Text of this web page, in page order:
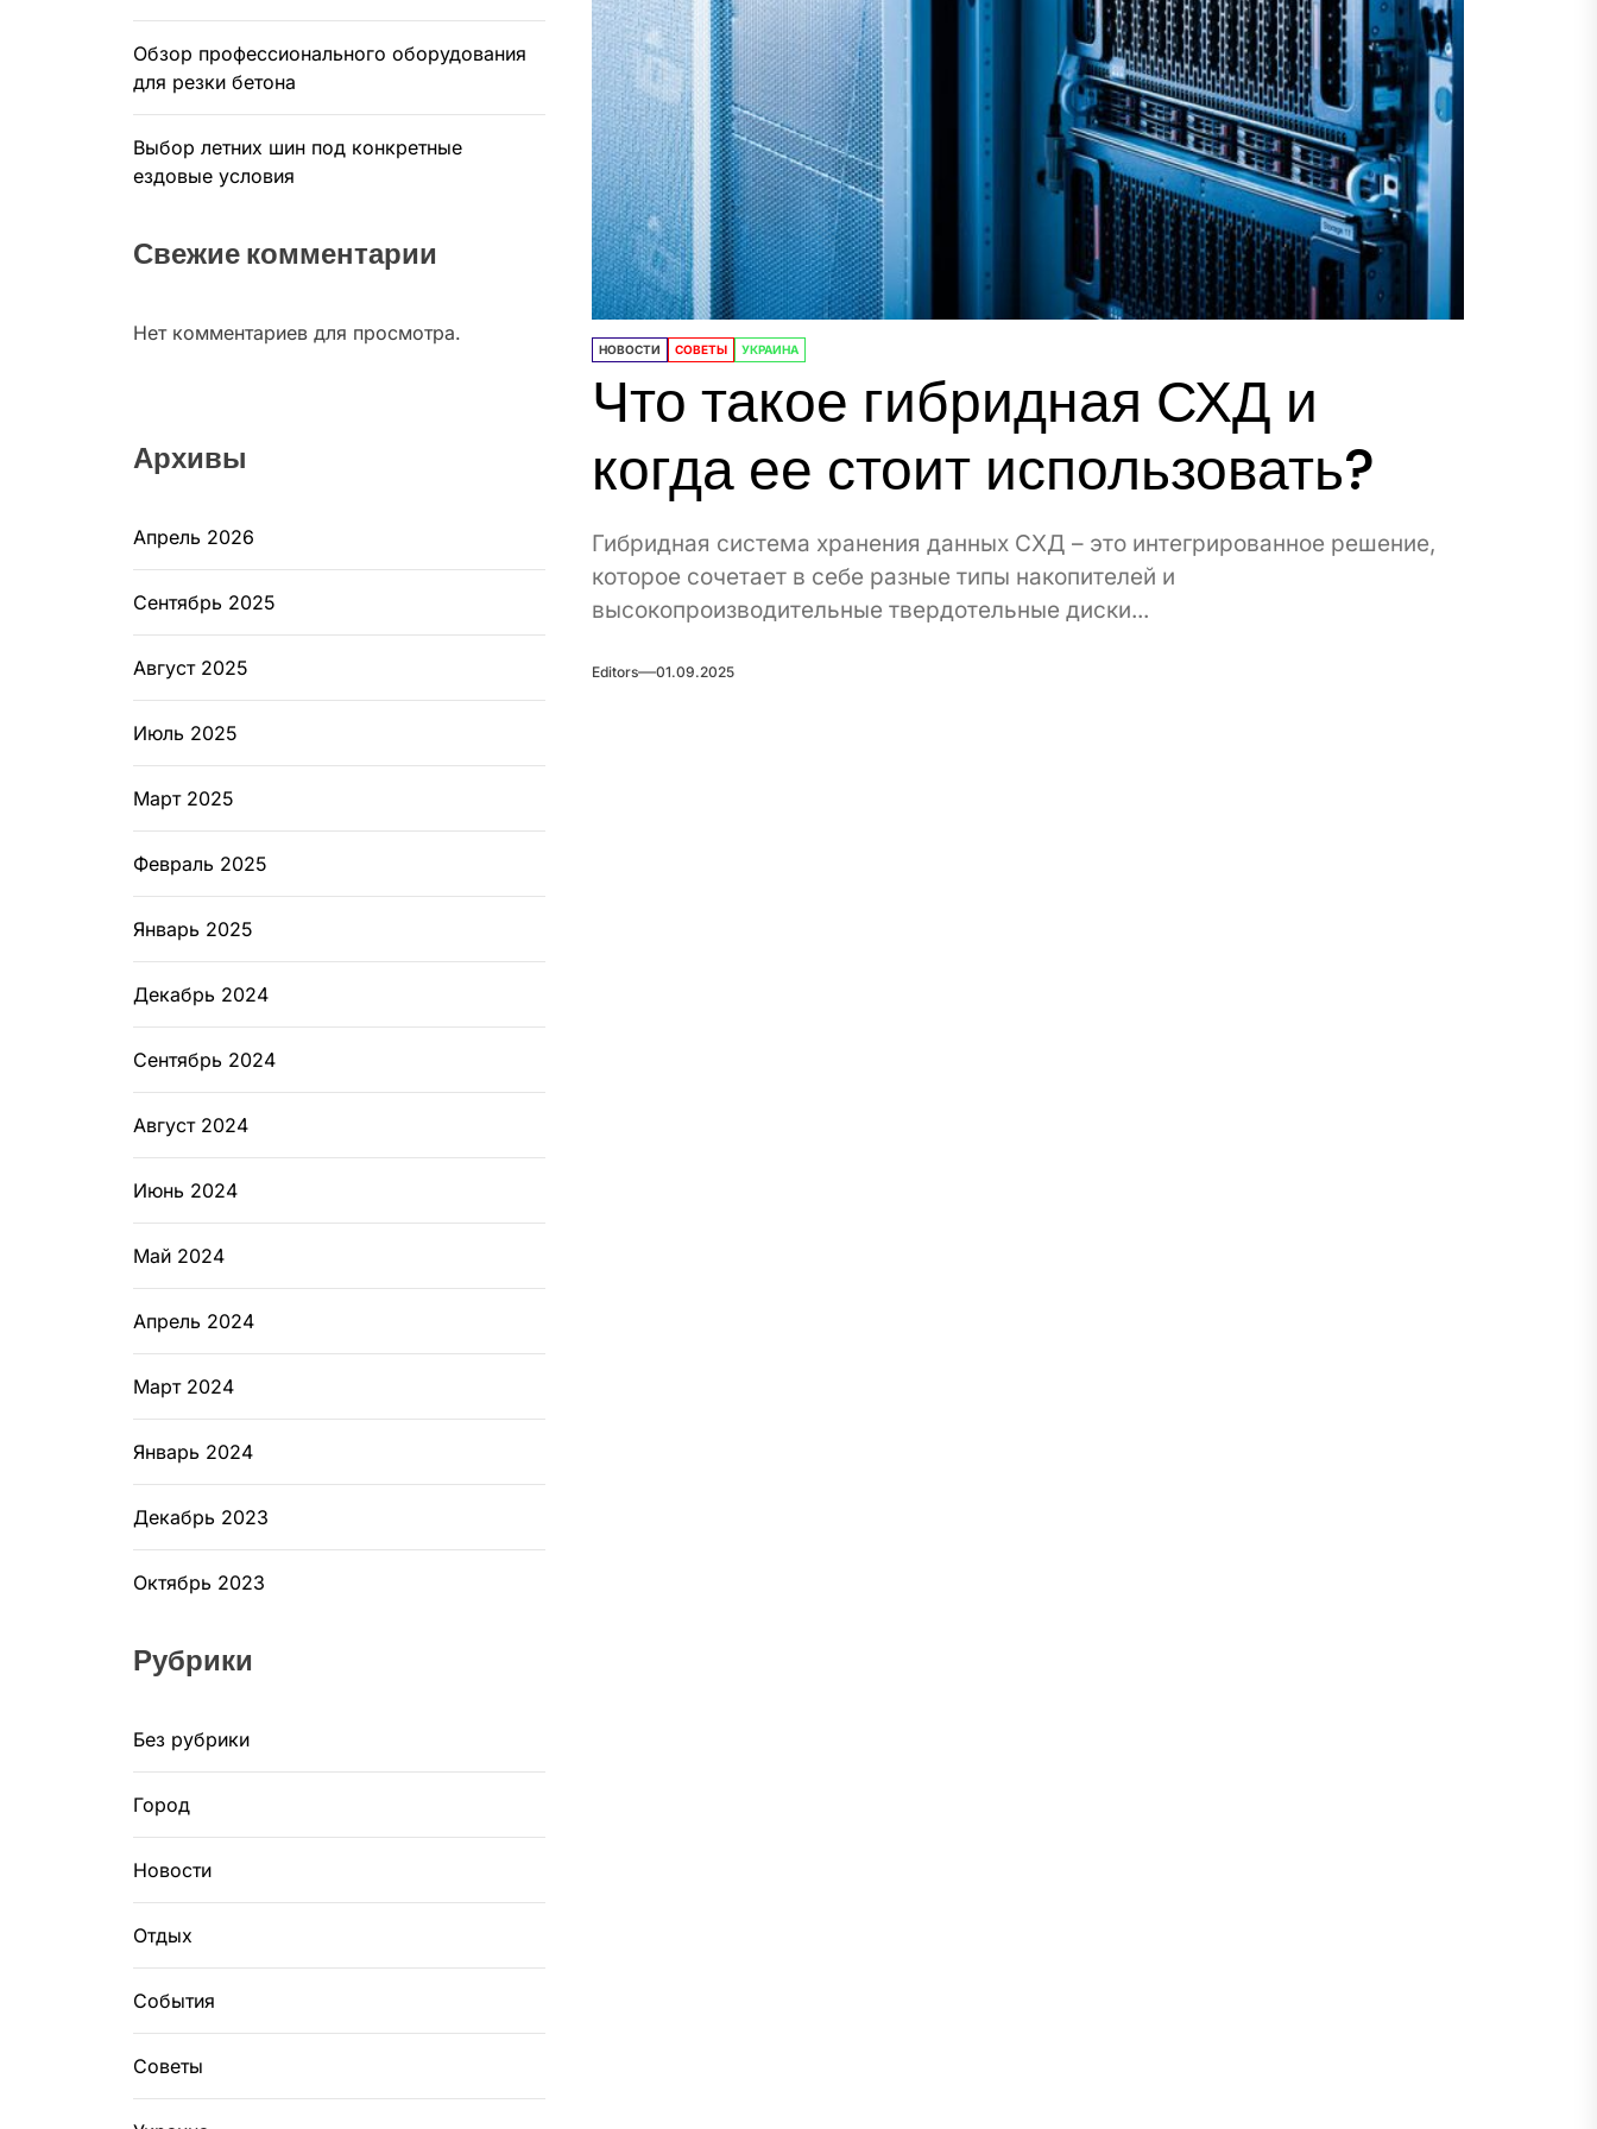
НОВОСТИ СОВЕТЫ УКРАИНА
Что такое гибридная СХД и
когда ее стоит использовать?
Гибридная система хранения данных СХД – это интегрированное решение,
которое сочетает в себе разные типы накопителей и
высокопроизводительные твердотельные диски...
Editors 01.09.2025
Обзор профессионального оборудования
для резки бетона
Выбор летних шин под конкретные
ездовые условия
Свежие комментарии
Нет комментариев для просмотра.
Архивы
Апрель 2026
Сентябрь 2025
Август 2025
Июль 2025
Март 2025
Февраль 2025
Январь 2025
Декабрь 2024
Сентябрь 2024
Август 2024
Июнь 2024
Май 2024
Апрель 2024
Март 2024
Январь 2024
Декабрь 2023
Октябрь 2023
Рубрики
Без рубрики
Город
Новости
Отдых
События
Советы